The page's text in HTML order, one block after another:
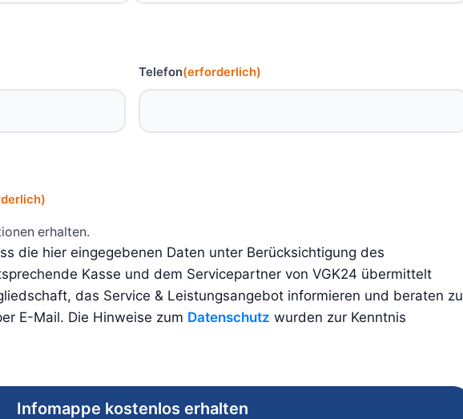
Telefon(erforderlich)
erhalten.
die hier eingegebenen Daten unter Berücksichtigung des
Kasse und dem Servicepartner von VGK24 übermittelt
das Service & Leistungsangebot informieren und beraten zu
E-Mail. Die Hinweise zum Datenschutz wurden zur Kenntnis